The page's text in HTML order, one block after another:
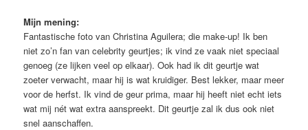
Mijn mening:
Fantastische foto van Christina Aguilera; die make-up! Ik ben
niet zo’n fan van celebrity geurtjes; ik vind ze vaak niet speciaal
genoeg (ze lijken veel op elkaar). Ook had ik dit geurtje wat
zoeter verwacht, maar hij is wat kruidiger. Best lekker, maar meer
voor de herfst. Ik vind de geur prima, maar hij heeft niet echt iets
wat mij nét wat extra aanspreekt. Dit geurtje zal ik dus ook niet
snel aanschaffen.